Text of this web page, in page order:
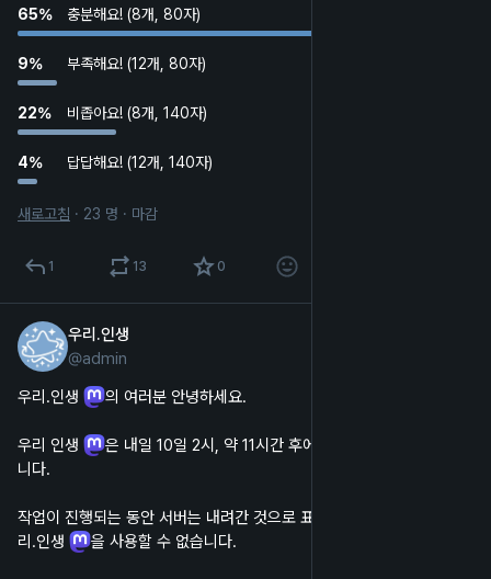
65% 충분해요! (8개, 80자)
9% 부족해요! (12개, 80자)
22% 비좁아요! (8개, 140자)
4% 답답해요! (12개, 140자)
새로고침 · 23 명 · 마감
1 13 0
우리.인생
@admin
우리.인생
의 여러분 안녕하세요.
우리 인생
은 내일 10일 2시, 약 11시간 후에 서버 업데이트를 진행합
니다.
작업이 진행되는 동안 서버는 내려간 것으로 표시되며, 웹 및 앱에서 우
리.인생
을 사용할 수 없습니다.